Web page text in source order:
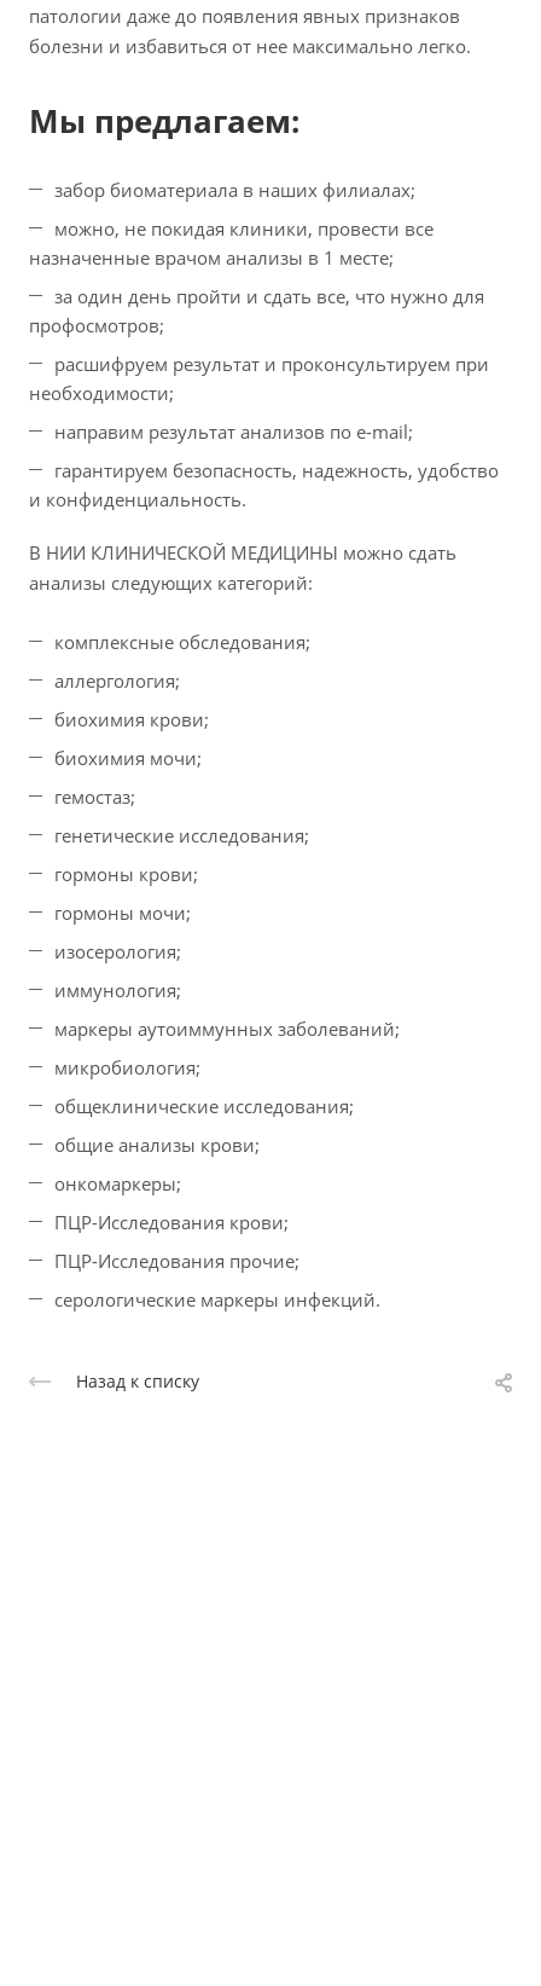
патологии даже до появления явных признаков
болезни и избавиться от нее максимально легко.
Мы предлагаем:
забор биоматериала в наших филиалах;
можно, не покидая клиники, провести все
назначенные врачом анализы в 1 месте;
за один день пройти и сдать все, что нужно для
профосмотров;
расшифруем результат и проконсультируем при
необходимости;
направим результат анализов по e-mail;
гарантируем безопасность, надежность, удобство
и конфиденциальность.
В НИИ КЛИНИЧЕСКОЙ МЕДИЦИНЫ можно сдать
анализы следующих категорий:
комплексные обследования;
аллергология;
биохимия крови;
биохимия мочи;
гемостаз;
генетические исследования;
гормоны крови;
гормоны мочи;
изосерология;
иммунология;
маркеры аутоиммунных заболеваний;
микробиология;
общеклинические исследования;
общие анализы крови;
онкомаркеры;
ПЦР-Исследования крови;
ПЦР-Исследования прочие;
серологические маркеры инфекций.
Назад к списку